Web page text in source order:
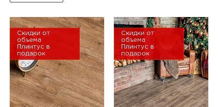
Скидки от
объема
Плинтус в
подарок
Скидки от
объема
Плинтус в
подарок